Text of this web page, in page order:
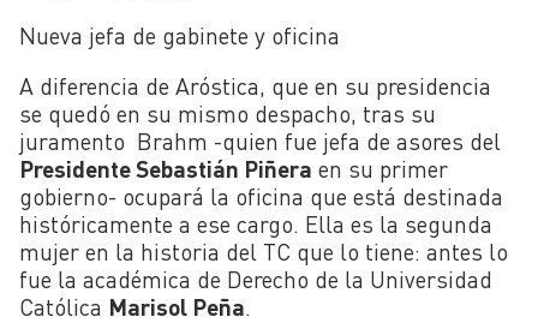
Nueva jefa de gabinete y oficina
A diferencia de Aróstica, que en su presidencia
se quedó en su mismo despacho, tras su
juramento Brahm -quien fue jefa de asores del
Presidente Sebastián Piñera en su primer
gobierno- ocupará la oficina que está destinada
históricamente a ese cargo. Ella es la segunda
mujer en la historia del TC que lo tiene: antes lo
fue la académica de Derecho de la Universidad
Católica Marisol Peña.